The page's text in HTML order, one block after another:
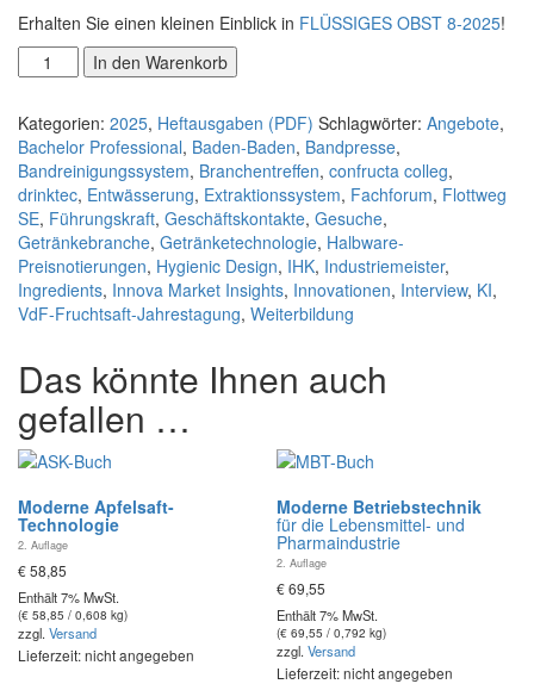
Erhalten Sie einen kleinen Einblick in FLÜSSIGES OBST 8-2025!
FLÜSSIGES
OBST
2025
(PDF)
Menge
In den Warenkorb
Kategorien: 2025, Heftausgaben (PDF) Schlagwörter: Angebote,
Bachelor Professional, Baden-Baden, Bandpresse,
Bandreinigungssystem, Branchentreffen, confructa colleg,
drinktec, Entwässerung, Extraktionssystem, Fachforum, Flottweg
SE, Führungskraft, Geschäftskontakte, Gesuche,
Getränkebranche, Getränketechnologie, Halbware-
Preisnotierungen, Hygienic Design, IHK, Industriemeister,
Ingredients, Innova Market Insights, Innovationen, Interview, KI,
VdF-Fruchtsaft-Jahrestagung, Weiterbildung
Das könnte Ihnen auch
gefallen …
Moderne Apfelsaft-
Technologie
2. Auflage
€58,85
Enthält 7% MwSt.
(€ 58,85 / 0,608 kg)
zzgl. Versand
Lieferzeit: nicht angegeben
Moderne Betriebstechnik
für die Lebensmittel- und
Pharmaindustrie
2. Auflage
€69,55
Enthält 7% MwSt.
(€ 69,55 / 0,792 kg)
zzgl.Versand
Lieferzeit: nicht angegeben